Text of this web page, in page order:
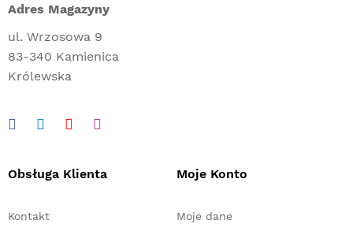
Adres Magazyny
ul. Wrzosowa 9
83-340 Kamienica
Królewska
Obsługa Klienta
Kontakt
Moje Konto
Moje dane